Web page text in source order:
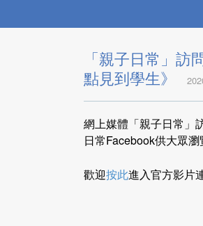
「親子日常」
點見到學生》
網上媒體「親子日常」
日常Facebook供大眾
歡迎按此進入官方影片